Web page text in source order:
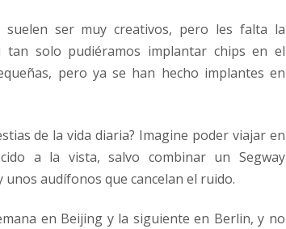
ser muy creativos, pero les falta la
tan solo pudiéramos implantar chips en el
pero ya se han hecho implantes en
de la vida diaria? Imagine poder viajar en
a la vista, salvo combinar un Segway
audífonos que cancelan el ruido.
en Beijing y la siguiente en Berlin, y no